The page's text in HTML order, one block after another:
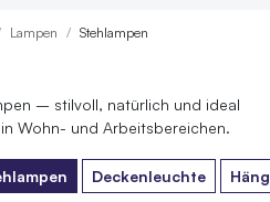
Lampen Stehlampen
– stilvoll, natürlich und ideal
Wohn- und Arbeitsbereichen.
Deckenleuchte